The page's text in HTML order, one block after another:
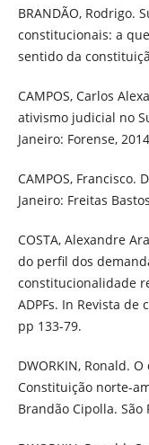
BRANDÃO, Rodrigo.
constitucionais: a
sentido da
CAMPOS, Carlos
ativismo judicial no
Janeiro: Forense,
CAMPOS, Francisco.
Janeiro: Freitas
COSTA, Alexandre
do perfil dos
constitucionalidade
ADPFs. In Revista de
pp 133-79.
DWORKIN, Ronald.
Constituição norte-
Brandão Cipolla. São